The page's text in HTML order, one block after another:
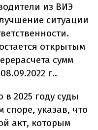
из ВИЭ
ситуации
открытым
сумм
г..
2025 году суды
споре, указав, что
акт, которым